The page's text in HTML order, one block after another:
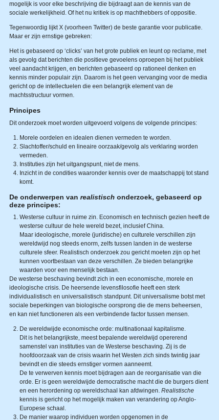
mogelijk is voor elke beschrijving die bijdraagt aan de kennis van de
sociale werkelijkheid. Of het nu kritiek is op machthebbers of oppositie.
Tegenwoordig lijkt X (voorheen Twitter) de beste garantie voor publicatie.
Maar er zijn ernstige gebreken:
Het is gebaseerd op ‘clicks’ van het grote publiek en leunt op reclame, met
als gevolg dat berichten die positieve gevoelens oproepen bij het publiek
veel aandacht krijgen, en berichten gebaseerd op rationeel denken en
kennis minder populair zijn. Daarom is het geen vervanging voor de media
gericht op de intellectuelen die een belangrijk element van de
machtsstructuur vormen.
Principes
Dit onderzoek moet worden uitgevoerd volgens de volgende principes:
Morele oordelen en idealen dienen vermeden te worden.
Slachtoffer/schuld en lineaire oorzaak/gevolg als verklaring worden
vermeden.
Instituties zijn het uitgangspunt, niet de mens.
Inzicht in de condities waaronder kennis over de maatschappij tot stand
komt.
De onderwerpen van realistisch onderzoek, gebaseerd op
deze principes:
Westerse cultuur in ruime zin. Economisch en technisch gezien heeft de
westerse cultuur de hele wereld bezet, inclusief China.
Maar ideologische, morele (juridische) en culturele verschillen zijn
wereldwijd nog steeds enorm, zelfs tussen landen in de westerse
culturele sfeer. Realistisch onderzoek zou gericht moeten zijn op het
kunnen voortbestaan van deze verschillen. Ze bieden belangrijke
waarden voor een menselijk bestaan.
De westerse beschaving bevindt zich in een economische, morele en
ideologische crisis. De heersende levensfilosofie heeft een sterk
individualistisch en universalistisch standpunt. Dit universalisme botst met
sociale beperkingen van biologische oorsprong die de mens beheersen,
en kan niet functioneren als een verbindende factor tussen mensen.
De wereldwijde economische orde: multinationaal kapitalisme.
Dit is het belangrijkste, meest bepalende wereldwijd opererend
samenstel van instituties van de Westerse beschaving. Zij is de
hoofdoorzaak van de crisis waarin het Westen zich sinds twintig jaar
bevindt en die steeds ernstiger vormen aanneemt.
De te verwerven kennis moet bijdragen aan de reorganisatie van die
orde. Er is geen wereldwijde democratische macht die de burgers dient
en een herordening op wereldschaal kan afdwingen. Realistische
kennis is gericht op het mogelijk maken van verandering op Anglo-
Europese schaal.
De manier waarop individuen worden opgenomen in de